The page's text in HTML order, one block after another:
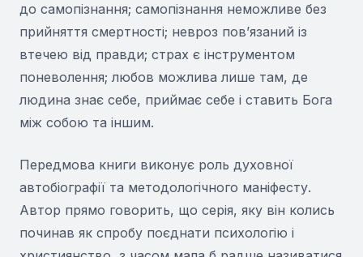
до самопізнання; самопізнання неможливе без
прийняття смертності; невроз пов’язаний із
втечею від правди; страх є інструментом
поневолення; любов можлива лише там, де
людина знає себе, приймає себе і ставить Бога
між собою та іншим.
Передмова книги виконує роль духовної
автобіографії та методологічного маніфесту.
Автор прямо говорить, що серія, яку він колись
починав як спробу поєднати психологію і